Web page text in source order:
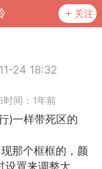
关注
24 18:32
间：1年前
)一样带死区的
那个框框的，颜